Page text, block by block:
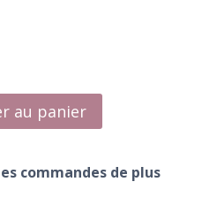
au panier
commandes de plus